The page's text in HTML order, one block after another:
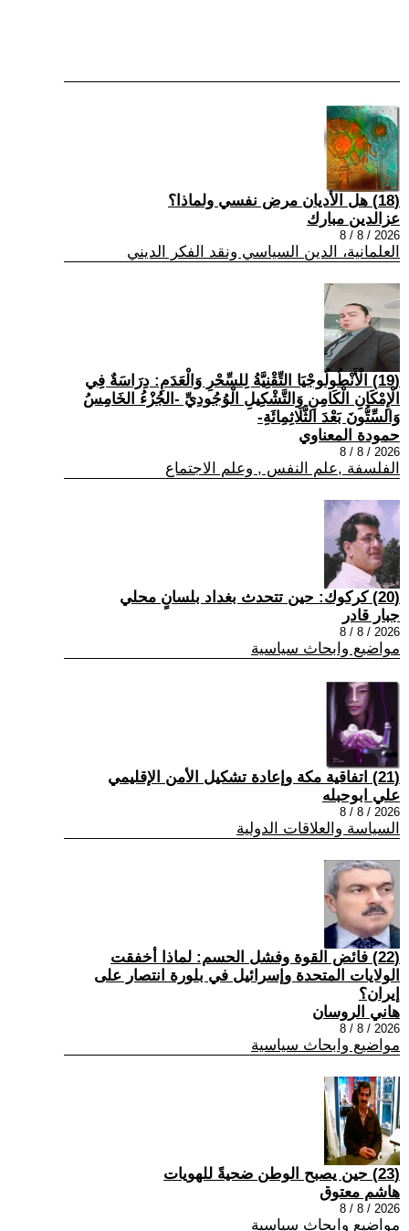
(18) هل الأديان مرض نفسي ولماذا؟
عزالدين مبارك
2026 / 8 / 8
العلمانية، الدين السياسي ونقد الفكر الديني
(19) الْأَنْطُولُوجْيَا التِّقْنِيَّةُ لِلسِّحْرِ وَالْعَدَمِ: دِرَاسَةٌ فِي
الْإِمْكَانِ الْكَامِنِ وَالتَّشْكِيلِ الْوُجُودِيِّ -الجُزْءُ الخَامِسُ
وَالسِّتُّونَ بَعْدَ الثَّلَاثِمِائَةِ-
حمودة المعناوي
2026 / 8 / 8
الفلسفة ,علم النفس , وعلم الاجتماع
(20) كركوك: حين تتحدث بغداد بلسانٍ محلي
جبار قادر
2026 / 8 / 8
مواضيع وابحاث سياسية
(21) اتفاقية مكة وإعادة تشكيل الأمن الإقليمي
علي ابوحبله
2026 / 8 / 8
السياسة والعلاقات الدولية
(22) فائض القوة وفشل الحسم: لماذا أخفقت
الولايات المتحدة وإسرائيل في بلورة انتصار على
إيران؟
هاني الروسان
2026 / 8 / 8
مواضيع وابحاث سياسية
(23) حين يصبح الوطن ضحيةً للهويات
هاشم معتوق
2026 / 8 / 8
مواضيع وابحاث سياسية